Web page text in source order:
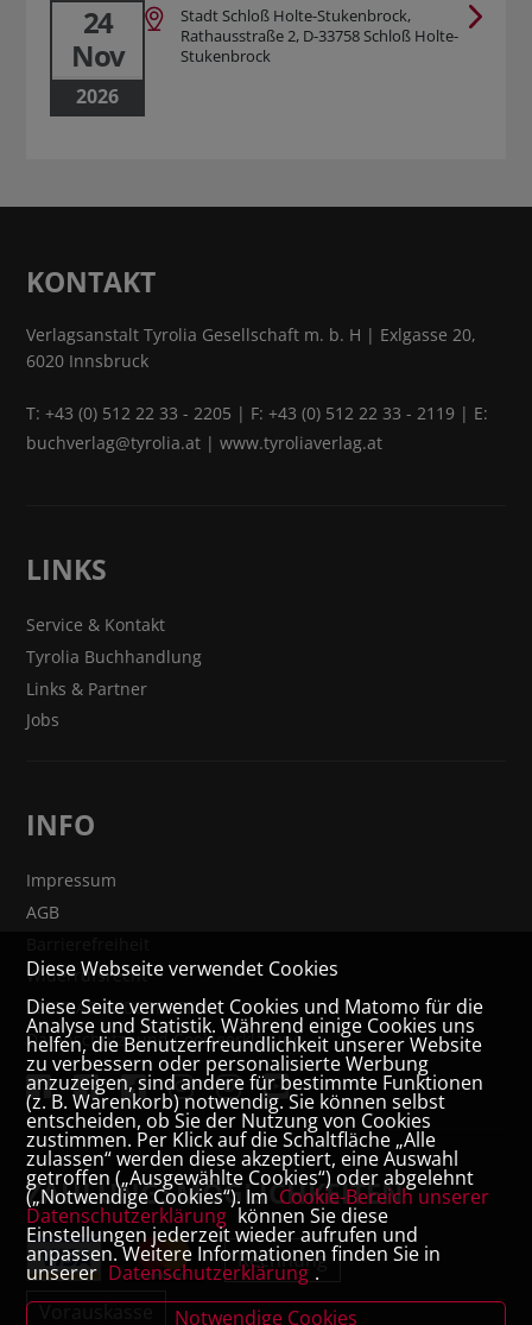
24
Nov
2026
Stadt Schloß Holte-Stukenbrock,
Rathausstraße 2, D-33758 Schloß Holte-
Stukenbrock
KONTAKT
Verlagsanstalt Tyrolia Gesellschaft m. b. H | Exlgasse 20,
6020 Innsbruck
T:+43 (0) 512 22 33 - 2205 | F: +43 (0) 512 22 33 - 2119 | E:
buchverlag@tyrolia.at |www.tyroliaverlag.at
LINKS
Service & Kontakt
Tyrolia Buchhandlung
Links & Partner
Jobs
INFO
Impressum
AGB
Widerrufsrecht
VERTRAG WIDERRUFEN
Datenschutz- und Cookieerklärung
ZAHLUNGSMÖGLICHKEITEN
Rechnung
Vorauskasse
Diese Webseite verwendet Cookies
Diese Seite verwendet Cookies und Matomo für die
Analyse und Statistik. Während einige Cookies uns
helfen, die Benutzerfreundlichkeit unserer Website
zu verbessern oder personalisierte Werbung
anzuzeigen, sind andere für bestimmte Funktionen
(z. B. Warenkorb) notwendig. Sie können selbst
entscheiden, ob Sie der Nutzung von Cookies
zustimmen. Per Klick auf die Schaltfläche „Alle
zulassen“ werden diese akzeptiert, eine Auswahl
getroffen („Ausgewählte Cookies“) oder abgelehnt
(„Notwendige Cookies“). Im Cookie-Bereich unserer
Datenschutzerklärung können Sie diese
Einstellungen jederzeit wieder aufrufen und
anpassen. Weitere Informationen finden Sie in
unserer Datenschutzerklärung .
Notwendige Cookies